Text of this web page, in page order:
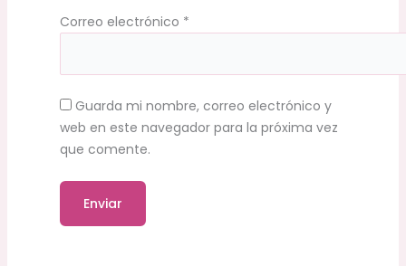
Correo electrónico *
Guarda mi nombre, correo electrónico y
web en este navegador para la próxima vez
que comente.